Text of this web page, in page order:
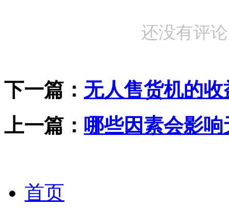
还没有评
下一篇： 无人售货机的
上一篇： 哪些因素会影
首页